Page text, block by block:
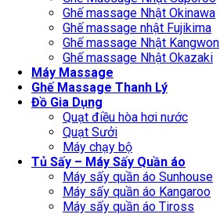
Ghế massage Nhật Okinawa
Ghế massage nhật Fujikima
Ghế massage Nhật Kangwon
Ghế massage Nhật Okazaki
Máy Massage
Ghế Massage Thanh Lý
Đồ Gia Dụng
Quạt điều hòa hơi nước
Quạt Sưởi
Máy chạy bộ
Tủ Sấy – Máy Sấy Quần áo
Máy sấy quần áo Sunhouse
Máy sấy quần áo Kangaroo
Máy sấy quần áo Tiross